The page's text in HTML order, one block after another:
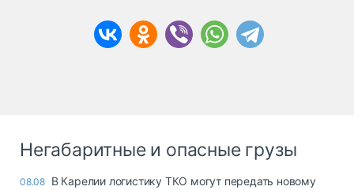
Негабаритные и опасные грузы
08.08 В Карелии логистику ТКО могут передать новому